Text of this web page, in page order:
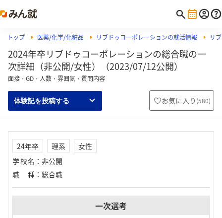
トップ 医薬/化学/化粧品 リブドゥコーポレーションの就活情報 リ
2024年卒リブドゥコーポレーションの総合職の一
次詳細（非公開/女性）（2023/07/12公開）
面接・GD・人数・雰囲気・質問内容
体験記を投稿する お気に入り (580)
24年卒 理系
女性
学校名 ： 非公開
職種 ： 総合職
一次選考